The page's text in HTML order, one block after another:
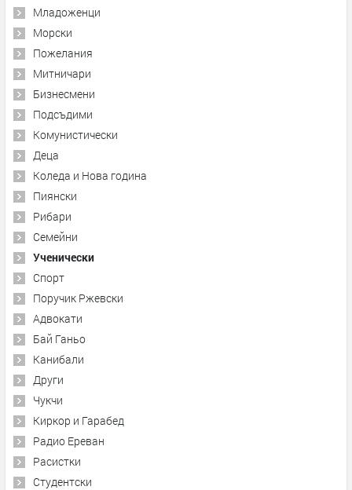
Младоженци
Морски
Пожелания
Митничари
Бизнесмени
Подсъдими
Комунистически
Деца
Коледа и Нова година
Пиянски
Рибари
Семейни
Ученически
Спорт
Поручик Ржевски
Адвокати
Бай Ганьо
Канибали
Други
Чукчи
Киркор и Гарабед
Радио Ереван
Расистки
Студентски